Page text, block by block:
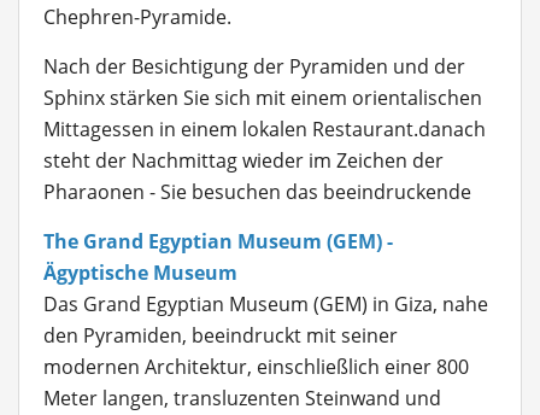
Chephren-Pyramide.
Nach der Besichtigung der Pyramiden und der
Sphinx stärken Sie sich mit einem orientalischen
Mittagessen in einem lokalen Restaurant.danach
steht der Nachmittag wieder im Zeichen der
Pharaonen - Sie besuchen das beeindruckende
The Grand Egyptian Museum (GEM) -
Ägyptische Museum
Das Grand Egyptian Museum (GEM) in Giza, nahe
den Pyramiden, beeindruckt mit seiner
modernen Architektur, einschließlich einer 800
Meter langen, transluzenten Steinwand und